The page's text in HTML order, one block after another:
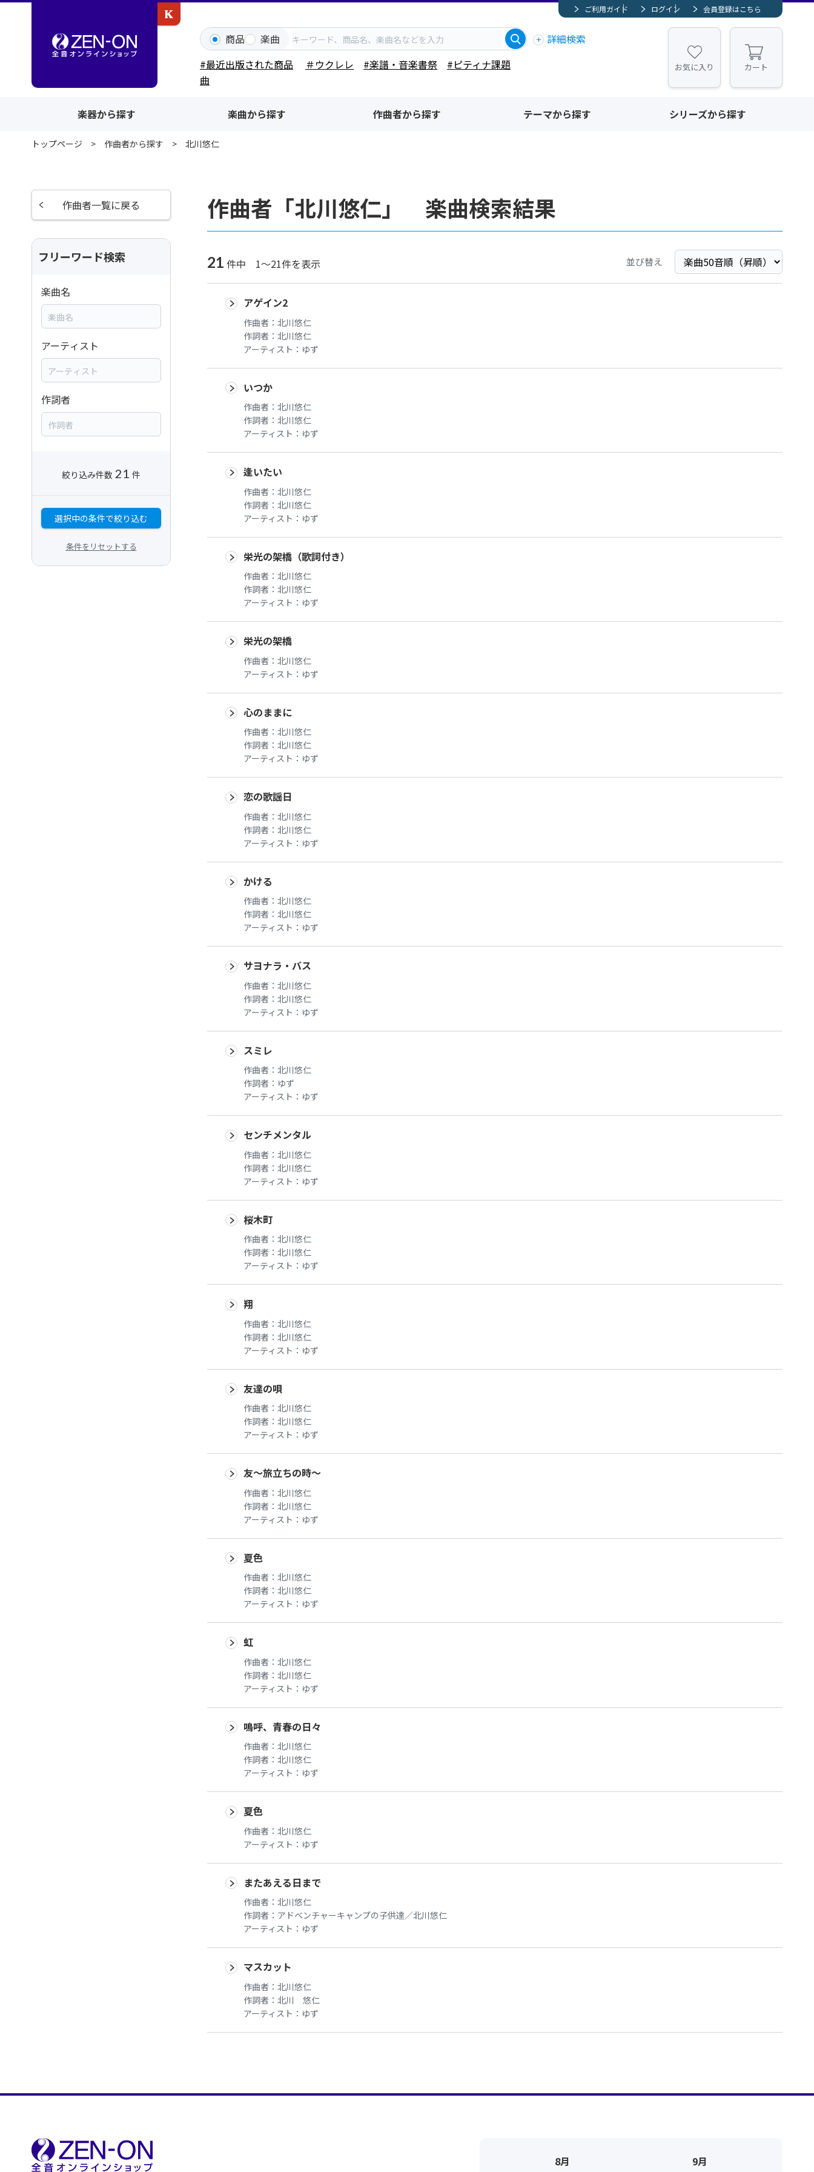
ご利用ガイド ログイン 会員登録はこちら
商品 楽曲
詳細検索
#最近出版された商品
＃ウクレレ #楽譜・音楽書祭
#ピティナ課題
曲
お気に入り カート
楽器から探す 楽曲から探す 作曲者から探す テーマから探す シリーズから探す
トップページ 作曲者から探す 北川悠仁
作曲者「北川悠仁」 楽曲検索結果
21 件中 1～21件を表示 並び替え
アゲイン2
作曲者： 北川悠仁
作詞者： 北川悠仁
アーティスト： ゆず
いつか
作曲者： 北川悠仁
作詞者： 北川悠仁
アーティスト： ゆず
逢いたい
作曲者： 北川悠仁
作詞者： 北川悠仁
アーティスト： ゆず
栄光の架橋（歌詞付き）
作曲者： 北川悠仁
作詞者： 北川悠仁
アーティスト： ゆず
栄光の架橋
作曲者： 北川悠仁
アーティスト： ゆず
心のままに
作曲者： 北川悠仁
作詞者： 北川悠仁
アーティスト： ゆず
恋の歌謡日
作曲者： 北川悠仁
作詞者： 北川悠仁
アーティスト： ゆず
かける
作曲者： 北川悠仁
作詞者： 北川悠仁
アーティスト： ゆず
サヨナラ・バス
作曲者： 北川悠仁
作詞者： 北川悠仁
アーティスト： ゆず
スミレ
作曲者： 北川悠仁
作詞者： ゆず
アーティスト： ゆず
センチメンタル
作曲者： 北川悠仁
作詞者： 北川悠仁
アーティスト： ゆず
桜木町
作曲者： 北川悠仁
作詞者： 北川悠仁
アーティスト： ゆず
翔
作曲者： 北川悠仁
作詞者： 北川悠仁
アーティスト： ゆず
友達の唄
作曲者： 北川悠仁
作詞者： 北川悠仁
アーティスト： ゆず
友～旅立ちの時～
作曲者： 北川悠仁
作詞者： 北川悠仁
アーティスト： ゆず
夏色
作曲者： 北川悠仁
作詞者： 北川悠仁
アーティスト： ゆず
虹
作曲者： 北川悠仁
作詞者： 北川悠仁
アーティスト： ゆず
鳴呼、青春の日々
作曲者： 北川悠仁
作詞者： 北川悠仁
アーティスト： ゆず
夏色
作曲者： 北川悠仁
アーティスト： ゆず
またあえる日まで
作曲者： 北川悠仁
作詞者： アドベンチャーキャンプの子供達／北川悠仁
アーティスト： ゆず
マスカット
作曲者： 北川悠仁
作詞者： 北川 悠仁
アーティスト： ゆず
作曲者一覧に戻る
フリーワード検索
楽曲名
アーティスト
作詞者
絞り込み件数 21 件
選択中の条件で絞り込む
条件をリセットする
8月 9月